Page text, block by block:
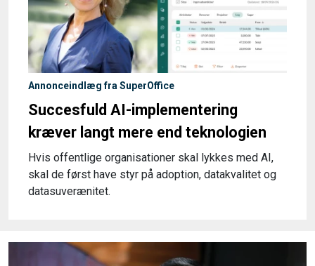
Annonceindlæg fra SuperOffice
Succesfuld AI-implementering
kræver langt mere end teknologien
Hvis offentlige organisationer skal lykkes med AI,
skal de først have styr på adoption, datakvalitet og
datasuverænitet.